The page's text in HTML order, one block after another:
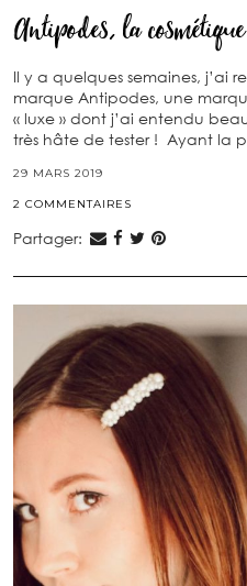
Antipodes, la
Il y a quelques semaines, j’ai
marque Antipodes, une
« luxe » dont j’ai entendu
très hâte de tester ! Ayant la
29 MARS 2019
2 COMMENTAIRES
Partager: